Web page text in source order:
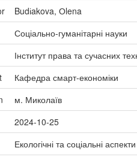
Budіakova, Оlena
Соціально-гуманітарні науки
Інститут права та сучасних
Кафедра смарт-економіки
м. Миколаїв
2024-10-25
Екологічні та соціальні